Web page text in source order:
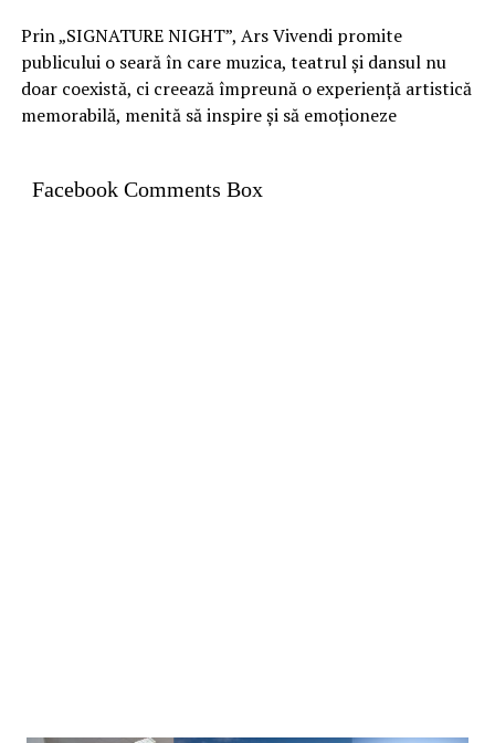
Prin „SIGNATURE NIGHT”, Ars Vivendi promite
publicului o seară în care muzica, teatrul și dansul nu
doar coexistă, ci creează împreună o experiență artistică
memorabilă, menită să inspire și să emoționeze
Facebook Comments Box